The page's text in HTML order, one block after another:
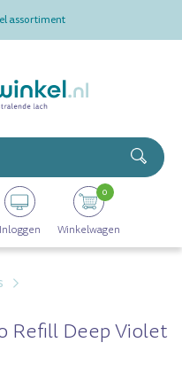
assortiment
besteld, morgen in huis
assortiment
voorraad
Inloggen Winkelwagen
0
Refill Deep Violet